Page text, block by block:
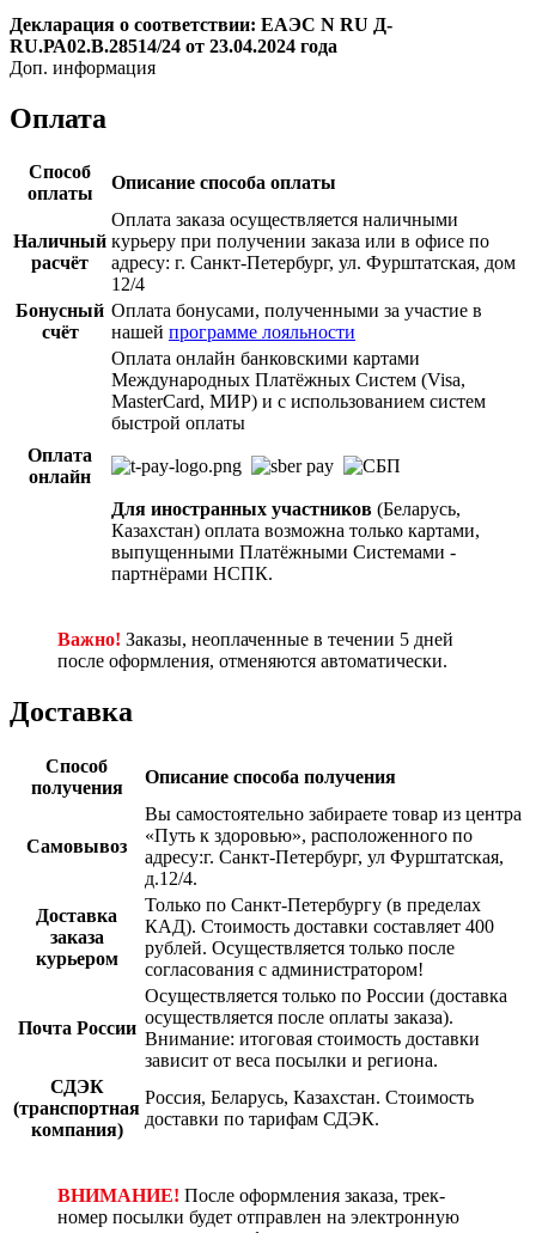
Декларация о соответствии: ЕАЭС N RU Д-
RU.РА02.В.28514/24 от 23.04.2024 года
Доп. информация
Оплата
Способ
оплаты
Описание способа оплаты
Наличный
расчёт
Оплата заказа осуществляется наличными
курьеру при получении заказа или в офисе по
адресу: г. Санкт-Петербург, ул. Фурштатская, дом
12/4
Бонусный
счёт
Оплата бонусами, полученными за участие в
нашей программе лояльности
Оплата
онлайн
Оплата онлайн банковскими картами
Международных Платёжных Систем (Visa,
MasterCard, МИР) и с использованием систем
быстрой оплаты
Для иностранных участников (Беларусь,
Казахстан) оплата возможна только картами,
выпущенными Платёжными Системами -
партнёрами НСПК.
Важно! Заказы, неоплаченные в течении 5 дней
после оформления, отменяются автоматически.
Доставка
Способ
получения
Описание способа получения
Самовывоз
Вы самостоятельно забираете товар из центра
«Путь к здоровью», расположенного по
адресу:г. Санкт-Петербург, ул Фурштатская,
д.12/4.
Доставка
заказа
курьером
Только по Санкт-Петербургу (в пределах
КАД). Стоимость доставки составляет 400
рублей. Осуществляется только после
согласования с администратором!
Почта России
Осуществляется только по России (доставка
осуществляется после оплаты заказа).
Внимание: итоговая стоимость доставки
зависит от веса посылки и региона.
СДЭК
(транспортная
компания)
Россия, Беларусь, Казахстан. Стоимость
доставки по тарифам СДЭК.
ВНИМАНИЕ! После оформления заказа, трек-
номер посылки будет отправлен на электронную